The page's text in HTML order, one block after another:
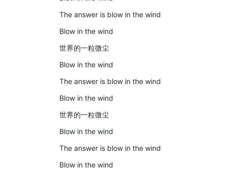
The answer is blow in the wind
Blow in the wind
世界的一粒微尘
Blow in the wind
The answer is blow in the wind
Blow in the wind
世界的一粒微尘
Blow in the wind
The answer is blow in the wind
Blow in the wind